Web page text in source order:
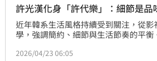
許光漢化身「許代樂」：細節是品
近年韓系生活風格持續受到關注，從
學，強調簡約、細節與生活節奏的平衡
費者對這類生活價值的高度認同。從居
2026/04/23 06:05